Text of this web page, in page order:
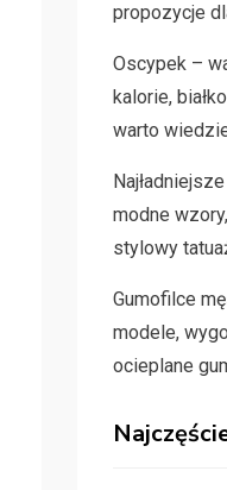
propozycje
Oscypek –
kalorie,
warto
modne
stylowy
Gumofilce
modele,
ocieplane